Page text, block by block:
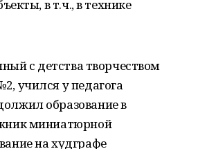
в т.ч., в технике
с детства творчеством
учился у педагога
образование в
миниатюрной
на худграфе